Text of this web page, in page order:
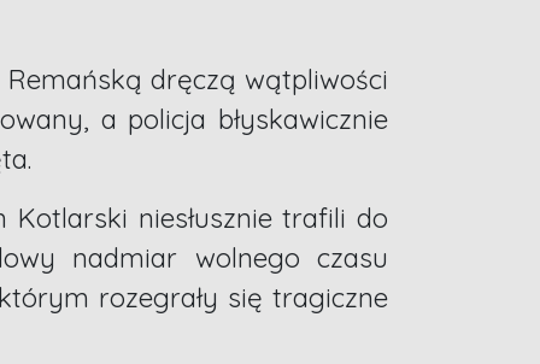
dręczą wątpliwości
a policja błyskawicznie
niesłusznie trafili do
nadmiar wolnego czasu
rozegrały się tragiczne